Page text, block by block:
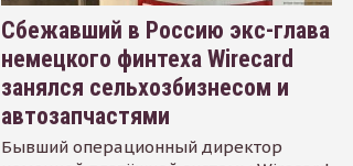
Сбежавший в Россию экс-глава
немецкого финтеха Wirecard
занялся сельхозбизнесом и
автозапчастями
Бывший операционный директор